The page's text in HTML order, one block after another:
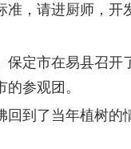
，请进厨师，开
市在易县召开
参观团。
了当年植树的